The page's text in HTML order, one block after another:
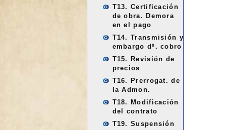
T13. Certificación
de obra. Demora
en el pago
T14. Transmisión y
embargo dº. cobro
T15. Revisión de
precios
T16. Prerrogat. de
la Admon.
T18. Modificación
del contrato
T19. Suspensión